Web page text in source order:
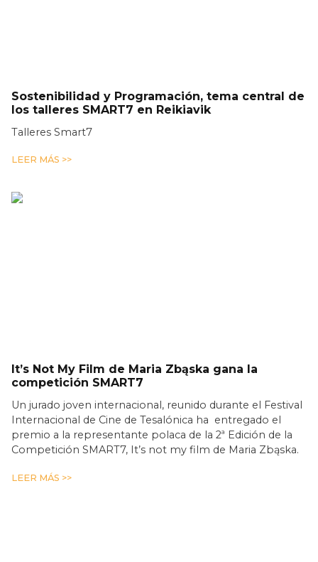
Sostenibilidad y Programación, tema central de
los talleres SMART7 en Reikiavik
Talleres Smart7
LEER MÁS >>
It’s Not My Film de Maria Zbąska gana la
competición SMART7
Un jurado joven internacional, reunido durante el Festival
Internacional de Cine de Tesalónica ha entregado el
premio a la representante polaca de la 2ª Edición de la
Competición SMART7, It’s not my film de Maria Zbąska.
LEER MÁS >>